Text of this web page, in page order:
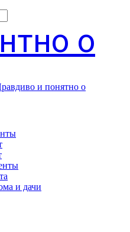
о
и понятно о
и дачи